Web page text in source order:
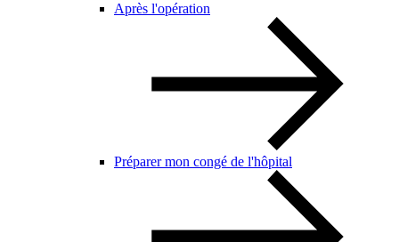
Après l'opération
Préparer mon congé de l'hôpital